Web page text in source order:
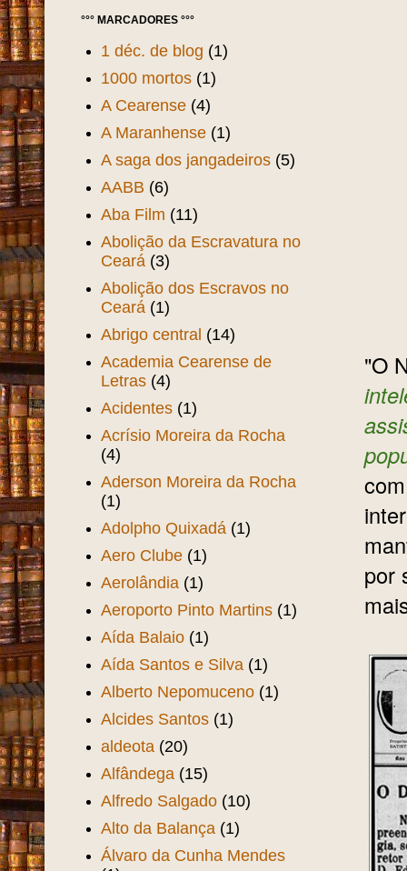
"O
por
°°° MARCADORES °°°
1 déc. de blog (1)
1000 mortos (1)
A Cearense (4)
A Maranhense (1)
A saga dos jangadeiros (5)
AABB (6)
Aba Film (11)
Abolição da Escravatura no
Ceará (3)
Abolição dos Escravos no
Ceará (1)
Abrigo central (14)
Academia Cearense de
Letras (4)
Acidentes (1)
Acrísio Moreira da Rocha
(4)
Aderson Moreira da Rocha
(1)
Adolpho Quixadá (1)
Aero Clube (1)
Aerolândia (1)
Aeroporto Pinto Martins (1)
Aída Balaio (1)
Aída Santos e Silva (1)
Alberto Nepomuceno (1)
Alcides Santos (1)
aldeota (20)
Alfândega (15)
Alfredo Salgado (10)
Alto da Balança (1)
Álvaro da Cunha Mendes